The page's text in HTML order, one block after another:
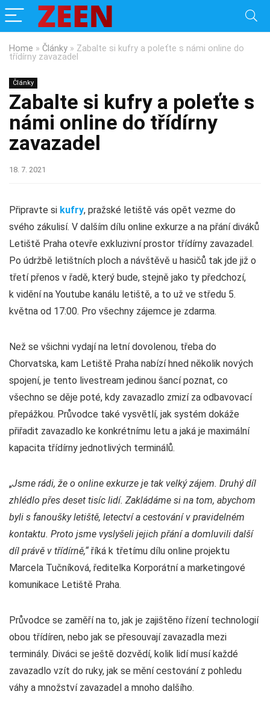
Home » Články » Zabalte si kufry a poleťte s námi online do
třídírny zavazadel
Články
Zabalte si kufry a poleťte s
námi online do třídírny
zavazadel
18. 7. 2021
Připravte si kufry, pražské letiště vás opět vezme do
svého zákulisí. V dalším dílu online exkurze a na přání diváků
Letiště Praha otevře exkluzivní prostor třídírny zavazadel.
Po údržbě letištních ploch a návštěvě u hasičů tak jde již o
třetí přenos v řadě, který bude, stejně jako ty předchozí,
k vidění na Youtube kanálu letiště, a to už ve středu 5.
května od 17:00. Pro všechny zájemce je zdarma.
Než se všichni vydají na letní dovolenou, třeba do
Chorvatska, kam Letiště Praha nabízí hned několik nových
spojení, je tento livestream jedinou šancí poznat, co
všechno se děje poté, kdy zavazadlo zmizí za odbavovací
přepážkou. Průvodce také vysvětlí, jak systém dokáže
přiřadit zavazadlo ke konkrétnímu letu a jaká je maximální
kapacita třídírny jednotlivých terminálů.
„Jsme rádi, že o online exkurze je tak velký zájem. Druhý díl
zhlédlo přes deset tisíc lidí. Zakládáme si na tom, abychom
byli s fanoušky letiště, letectví a cestování v pravidelném
kontaktu. Proto jsme vyslyšeli jejich přání a domluvili další
díl právě v třídírně,“říká k třetímu dílu online projektu
Marcela Tučníková, ředitelka Korporátní a marketingové
komunikace Letiště Praha.
Průvodce se zaměří na to, jak je zajištěno řízení technologií
obou třídíren, nebo jak se přesouvají zavazadla mezi
terminály. Diváci se ještě dozvědí, kolik lidí musí každé
zavazadlo vzít do ruky, jak se mění cestování z pohledu
váhy a množství zavazadel a mnoho dalšího.